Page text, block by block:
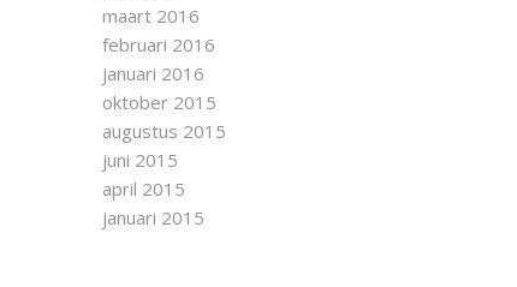
maart 2016
februari 2016
januari 2016
oktober 2015
augustus 2015
juni 2015
april 2015
januari 2015